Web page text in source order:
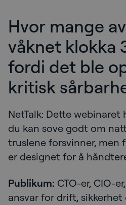
Hvor mange
våknet klokka
fordi det ble
kritisk
NetTalk: Dette
du kan sove godt om
truslene forsvinner, men
er designet for å
Publikum: CTO-er, CIO-
ansvar for drift,